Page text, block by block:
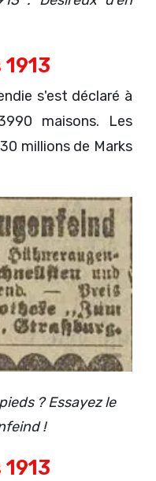
s'est déclaré à
maisons. Les
millions de Marks
? Essayez le
!